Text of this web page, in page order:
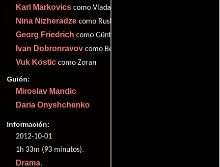
Karl Markovics como Vladan
Nina Nizheradze como Ruslana
Georg Friedrich como Günther
Ivan Dobronravov como Bogdan
Vuk Kostic como Zoran
Guión:
Miroslav Mandic
Daria Onyshchenko
Información:
2012-10-01
1h 33m (93 minutos).
Drama.